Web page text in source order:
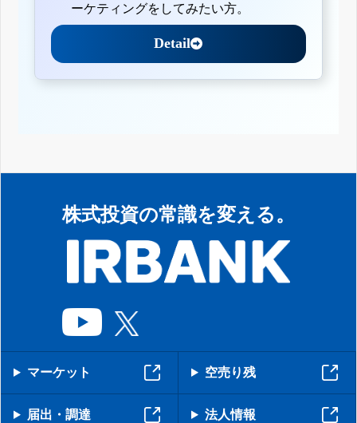
ーケティングをしてみたい方。
Detail
株式投資の常識を変える。
マーケット 空売り残
届出・調達 法人情報